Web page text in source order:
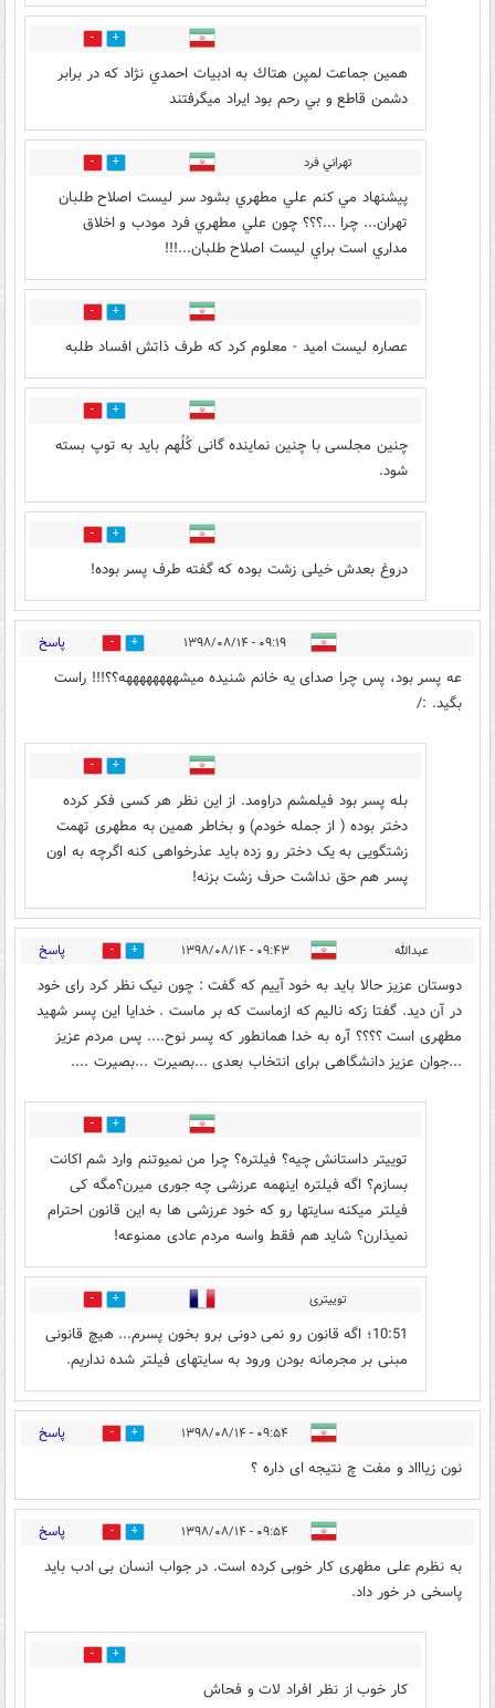
39
همين جماعت لمپن هتاك به ادبيات احمدي نژاد كه در برابر
دشمن قاطع و بي رحم بود ايراد ميگرفتند
تهراني فرد 35
پيشنهاد مي كنم علي مطهري بشود سر ليست اصلاح طلبان
تهران... چرا ...؟؟؟ چون علي مطهري فرد مودب و اخلاق
مداري است براي ليست اصلاح طلبان...!!!
34
عصاره لیست امید - معلوم کرد که طرف ذاتش افساد طلبه
33
چنین مجلسی با چنین نماینده گانی کُلُهم باید به توپ بسته
شود.
4
دروغ بعدش خیلی زشت بوده که گفته طرف پسر بوده!
۰۹:۱۹ - ۱۳۹۸/۰۸/۱۴ 63 پاسخ
عه پسر بود، پس چرا صدای یه خانم شنیده میشههههههههه؟؟!!! راست
بگید. :/
1
بله پسر بود فیلمشم دراومد. از این نظر هر کسی فکر کرده
دختر بوده ( از جمله خودم) و بخاطر همین به مطهری تهمت
زشتگویی به یک دختر رو زده باید عذرخواهی کنه اگرچه به اون
پسر هم حق نداشت حرف زشت بزنه!
عبدالله ۰۹:۴۳ - ۱۳۹۸/۰۸/۱۴ 72 پاسخ
دوستان عزیز حالا باید به خود آییم که گفت : چون نیک نظر کرد رای خود
در آن دید. گفتا زکه نالیم که ازماست که بر ماست . خدایا این پسر شهید
مطهری است ؟؟؟؟ آره به خدا همانطور که پسر نوح.... پس مردم عزیز
...جوان عزیز دانشگاهی برای انتخاب بعدی ...بصیرت ...بصیرت ....
15
توییتر داستانش چیه؟ فیلتره؟ چرا من نمیوتنم وارد شم اکانت
بسازم؟ اگه فیلتره اینهمه عرزشی چه جوری میرن؟مگه کی
فیلتر میکنه سایتها رو که خود عرزشی ها به این قانون احترام
نمیذارن؟ شاید هم فقط واسه مردم عادی ممنوعه!
توییتری 2
10:51؛ اگه قانون رو نمی دونی برو بخون پسرم... هیچ قانونی
مبنی بر مجرمانه بودن ورود به سایتهای فیلتر شده نداریم.
۰۹:۵۴ - ۱۳۹۸/۰۸/۱۴ 31 پاسخ
نون زیاااد و مفت چ نتیجه ای داره ؟
۰۹:۵۴ - ۱۳۹۸/۰۸/۱۴ 10 پاسخ
به نظرم علی مطهری کار خوبی کرده است. در جواب انسان بی ادب باید
پاسخی در خور داد.
29
کار خوب از نظر افراد لات و فحاش